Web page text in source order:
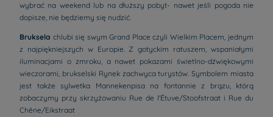
wybrać na weekend lub na dłuższy pobyt- nawet jeśli pogoda nie
dopisze, nie będziemy się nudzić.
Bruksela chlubi się swym Grand Place czyli Wielkim Placem, jednym
z najpiękniejszych w Europie. Z gotyckim ratuszem, wspaniałymi
iluminacjami o zmroku, a nawet pokazami świetlno-dźwiękowymi
wieczorami, brukselski Rynek zachwyca turystów. Symbolem miasta
jest także sylwetka Mannekenpisa na fontannie z brązu, którą
zobaczymy przy skrzyżowaniu Rue de l'Étuve/Stoofstraat i Rue du
Chêne/Eikstraat